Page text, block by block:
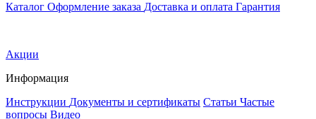
Каталог Оформление заказа Доставка и оплата Гарантия
Акции
Информация
Инструкции Документы и сертификаты Статьи Частые
вопросы Видео